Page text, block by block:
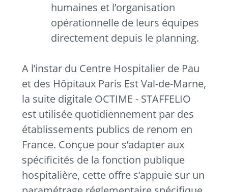
humaines et l’organisation
opérationnelle de leurs équipes
directement depuis le planning.
A l’instar du Centre Hospitalier de Pau
et des Hôpitaux Paris Est Val-de-Marne,
la suite digitale OCTIME - STAFFELIO
est utilisée quotidiennement par des
établissements publics de renom en
France. Conçue pour s’adapter aux
spécificités de la fonction publique
hospitalière, cette offre s’appuie sur un